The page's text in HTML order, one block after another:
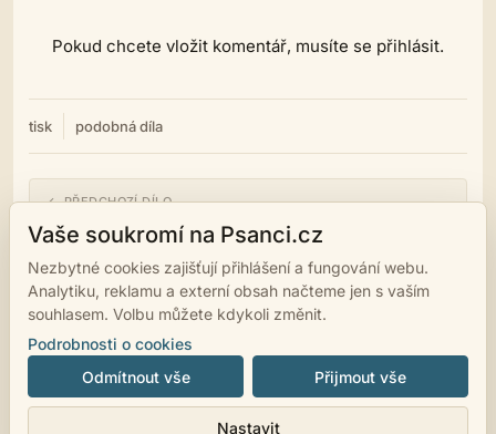
Pokud chcete vložit komentář, musíte se přihlásit.
tisk podobná díla
← PŘEDCHOZÍ DÍLO
Marcipánové srdce
NÁSLEDUJÍCÍ DÍLO →
Anděl co kouří doutník z Nikaragui
Nastavení cookies
Vaše soukromí na Psanci.cz
Nezbytné cookies zajišťují přihlášení a fungování webu.
Analytiku, reklamu a externí obsah načteme jen s vaším
souhlasem. Volbu můžete kdykoli změnit.
Podrobnosti o cookies
Odmítnout vše
Nastavit
Přijmout vše